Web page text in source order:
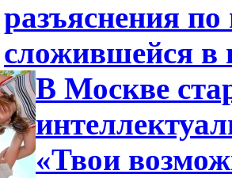
разъяснения по
сложившейся в
В Москве
«Твои